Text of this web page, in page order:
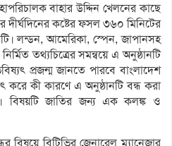
বাহার উদ্দিন খেলনের কাছে
কষ্টের ফসল ৩৬০ মিনিটের
লন্ডন, আমেরিকা, স্পেন, জাপানসহ
তথ্যচিত্রের সমন্বয়ে এ অনুষ্ঠানটি
প্রজন্ম জানতে পারবে বাংলাদেশ
করে কী কারণে এ অনুষ্ঠানটি বন্ধ করা
জাতির জন্য এক কলঙ্ক ও
বিষয়ে বিটিভির জেনারেল ম্যানেজার